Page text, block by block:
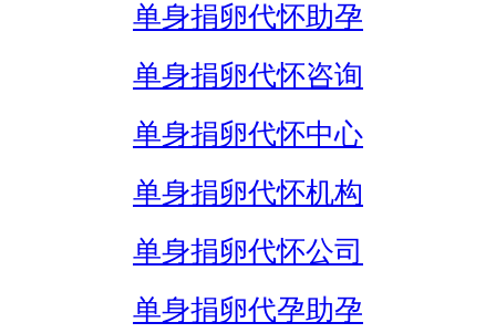
单身捐卵代怀助孕
单身捐卵代怀咨询
单身捐卵代怀中心
单身捐卵代怀机构
单身捐卵代怀公司
单身捐卵代孕助孕